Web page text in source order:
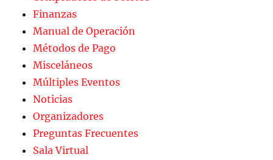
Finanzas
Manual de Operación
Métodos de Pago
Misceláneos
Múltiples Eventos
Noticias
Organizadores
Preguntas Frecuentes
Sala Virtual